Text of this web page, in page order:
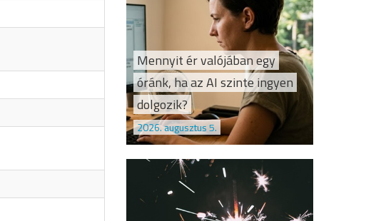
Mennyit ér valójában egy
óránk, ha az AI szinte ingyen
dolgozik?
2026. augusztus 5.